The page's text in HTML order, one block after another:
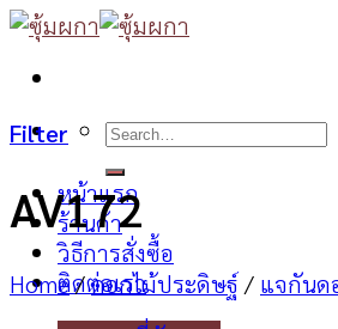
Skip
content
Search
หน้าแรก
ร้านค้า
วิธีการสั่งซื้อ
ติดต่อเรา
Filter
AV172
Home / ดอกไม้ประดิษฐ์ / แจกันด